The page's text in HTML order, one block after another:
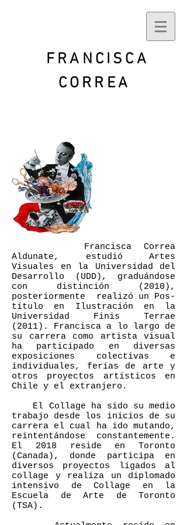
FRANCISCA
CORREA
Francisca Correa
Aldunate, estudió Artes
Visuales en la Universidad del
Desarrollo (UDD), graduándose
con distinción (2010),
posteriormente realizó un Pos-
título en Ilustración en la
Universidad Finis Terrae
(2011). Francisca a lo largo de
su carrera como artista visual
ha participado en diversas
exposiciones colectivas e
individuales, ferias de arte y
otros proyectos artísticos en
Chile y el extranjero.
El Collage ha sido su medio
trabajo desde los inicios de su
carrera el cual ha ido mutando,
reintentándose constantemente.
El 2018 reside en Toronto
(Canada), donde participa en
diversos proyectos ligados al
collage y realiza un diplomado
intensivo de Collage en la
Escuela de Arte de Toronto
(TSA).